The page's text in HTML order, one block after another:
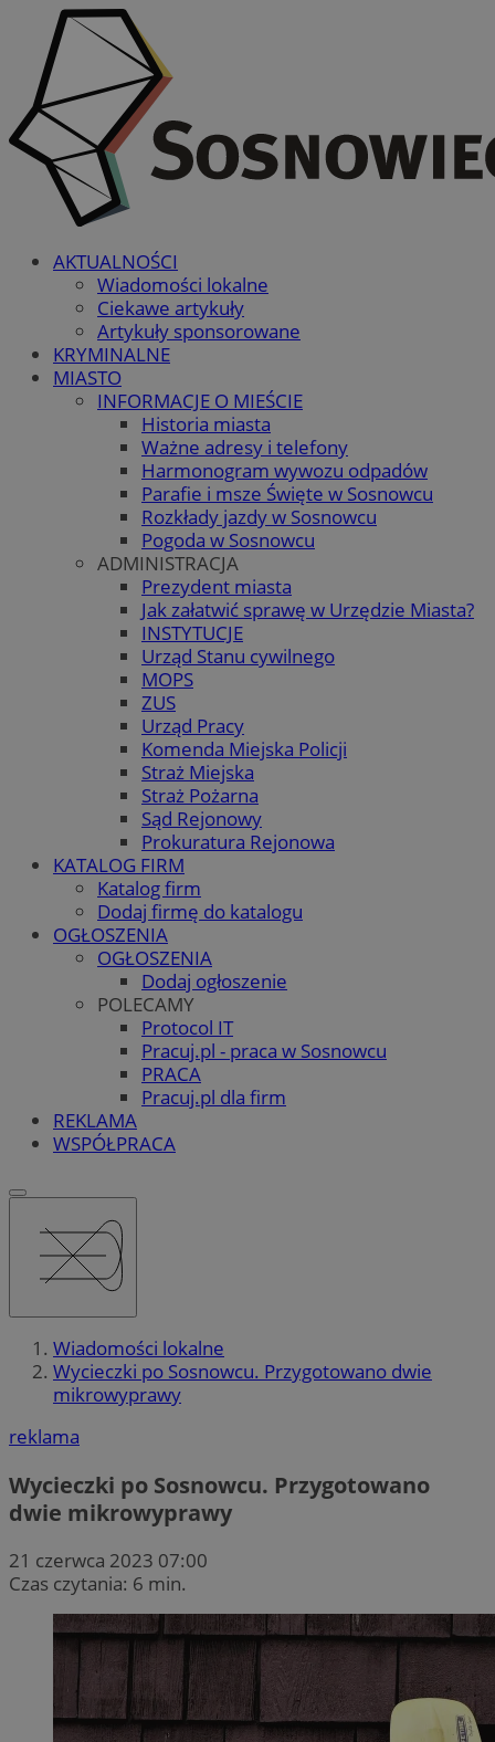
AKTUALNOŚCI
Wiadomości lokalne
Ciekawe artykuły
Artykuły sponsorowane
KRYMINALNE
MIASTO
INFORMACJE O MIEŚCIE
Historia miasta
Ważne adresy i telefony
Harmonogram wywozu odpadów
Parafie i msze Święte w Sosnowcu
Rozkłady jazdy w Sosnowcu
Pogoda w Sosnowcu
ADMINISTRACJA
Prezydent miasta
Jak załatwić sprawę w Urzędzie Miasta?
INSTYTUCJE
Urząd Stanu cywilnego
MOPS
ZUS
Urząd Pracy
Komenda Miejska Policji
Straż Miejska
Straż Pożarna
Sąd Rejonowy
Prokuratura Rejonowa
KATALOG FIRM
Katalog firm
Dodaj firmę do katalogu
OGŁOSZENIA
OGŁOSZENIA
Dodaj ogłoszenie
POLECAMY
Protocol IT
Pracuj.pl - praca w Sosnowcu
PRACA
Pracuj.pl dla firm
REKLAMA
WSPÓŁPRACA
Wiadomości lokalne
Wycieczki po Sosnowcu. Przygotowano dwie
mikrowyprawy
reklama
Wycieczki po Sosnowcu. Przygotowano
dwie mikrowyprawy
21 czerwca 2023 07:00
Czas czytania: 6 min.